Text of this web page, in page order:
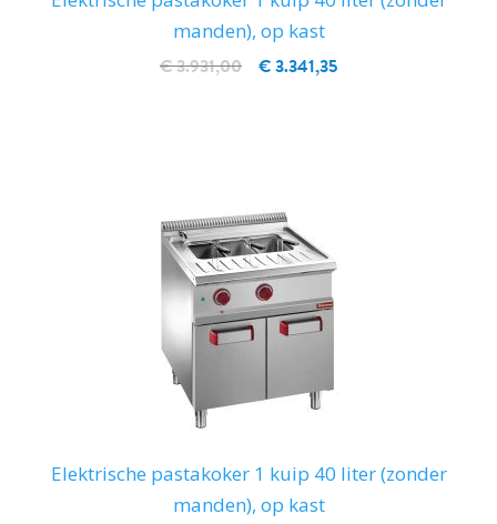
manden), op kast
€ 3.341,35
€ 3.931,00
Elektrische pastakoker 1 kuip 40 liter (zonder
manden), op kast